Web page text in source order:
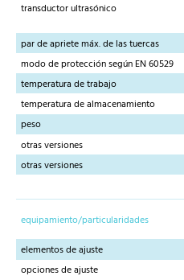
transductor ultrasónico
par de apriete máx. de las tuercas
modo de protección según EN 60529
temperatura de trabajo
temperatura de almacenamiento
peso
otras versiones
otras versiones
equipamiento/particularidades
elementos de ajuste
opciones de ajuste